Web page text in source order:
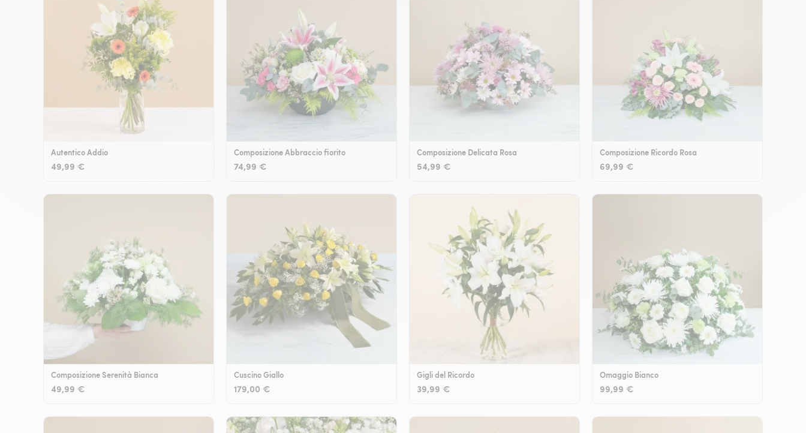
Autentico Addio
49,99 €
Composizione Abbraccio fiorito
74,99 €
Composizione Delicata Rosa
54,99 €
Composizione Ricordo Rosa
69,99 €
Composizione Serenità Bianca
49,99 €
Cuscino Giallo
179,00 €
Gigli del Ricordo
39,99 €
Omaggio Bianco
99,99 €